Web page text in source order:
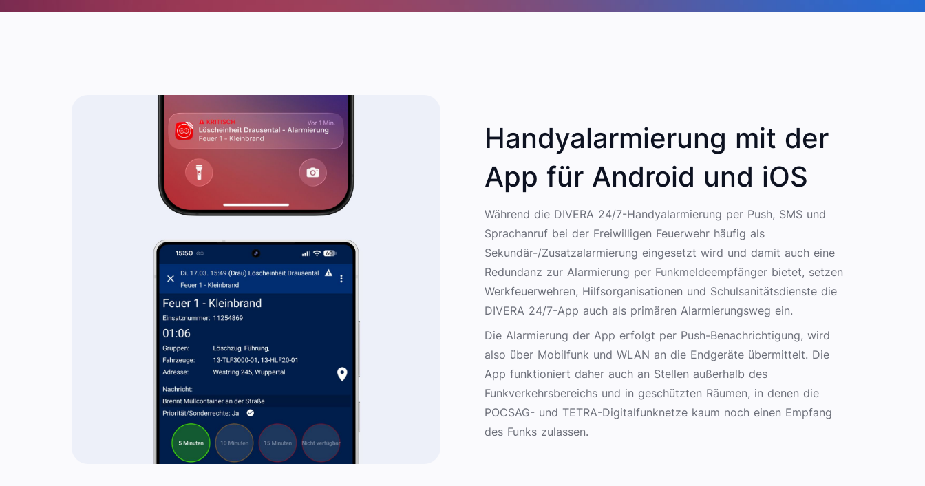
Handyalarmierung mit der
App für Android und iOS
Während die DIVERA 24/7-Handyalarmierung per Push, SMS und
Sprachanruf bei der Freiwilligen Feuerwehr häufig als
Sekundär-/Zusatzalarmierung eingesetzt wird und damit auch eine
Redundanz zur Alarmierung per Funkmeldeempfänger bietet, setzen
Werkfeuerwehren, Hilfsorganisationen und Schulsanitätsdienste die
DIVERA 24/7-App auch als primären Alarmierungsweg ein.
Die Alarmierung der App erfolgt per Push-Benachrichtigung, wird
also über Mobilfunk und WLAN an die Endgeräte übermittelt. Die
App funktioniert daher auch an Stellen außerhalb des
Funkverkehrsbereichs und in geschützten Räumen, in denen die
POCSAG- und TETRA-Digitalfunknetze kaum noch einen Empfang
des Funks zulassen.